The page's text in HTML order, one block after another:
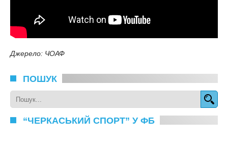
Джерело: ЧОАФ
ПОШУК
“ЧЕРКАСЬКИЙ СПОРТ” У ФБ